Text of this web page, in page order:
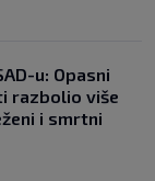
u: Opasni
razbolio više
i smrtni